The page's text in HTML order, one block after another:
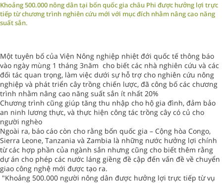
Khoảng 500.000 nông dân tại bốn quốc gia châu Phi được hưởng lợi trực
tiếp từ chương trình nghiên cứu mới với mục đích nhằm nâng cao năng
suất sắn.
Một tuyên bố của Viện Nông nghiệp nhiệt đới quốc tế thông báo
vào ngày mùng 1 tháng 3năm cho biết các nhà nghiên cứu và các
đối tác quan trọng, làm việc dưới sự hỗ trợ cho nghiên cứu nông
nghiệp và phát triển cây trồng chiến lược, đã công bố các chương
trình nhằm nâng cao năng suất sắn ít nhất 20%
Chương trình cũng giúp tăng thu nhập cho hộ gia đình, đảm bảo
an ninh lương thực, và thực hiện công tác trồng cây có củ cho
người nghèo
Ngoài ra, báo cáo còn cho rằng bốn quốc gia – Cộng hòa Congo,
Sierra Leone, Tanzania và Zambia là những nước hưởng lợi chính
từ các hợp phần của ngành sắn nhưng cũng cho biết thêm rằng
dự án cho phép các nước láng giềng đề cập đến vấn đề về chuyển
giao công nghệ mới được tạo ra.
"Khoảng 500.000 người nông dân được hưởng lợi trực tiếp từ vụ